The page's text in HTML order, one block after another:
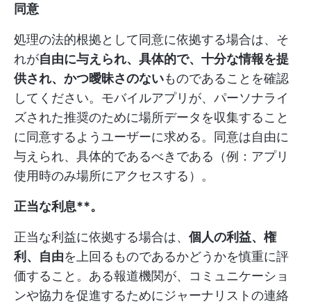
同意
処理の法的根拠として同意に依拠する場合は、そ
れが自由に与えられ、具体的で、十分な情報を提
供され、かつ曖昧さのないものであることを確認
してください。モバイルアプリが、パーソナライ
ズされた推奨のために場所データを収集すること
に同意するようユーザーに求める。同意は自由に
与えられ、具体的であるべきである（例：アプリ
使用時のみ場所にアクセスする）。
正当な利息**。
正当な利益に依拠する場合は、 個人の利益、権
利、自由を上回るものであるかどうかを慎重に評
価すること。ある報道機関が、コミュニケーショ
ンや協力を促進するためにジャーナリストの連絡